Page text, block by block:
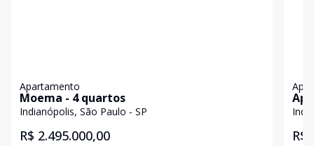
Apartamento
Moema - 4 quartos
Indianópolis, São Paulo - SP
R$ 2.495.000,00 R$